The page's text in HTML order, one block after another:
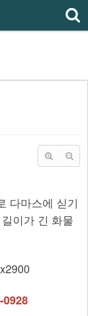
다마스에 싣기
이가 긴 화물
0928